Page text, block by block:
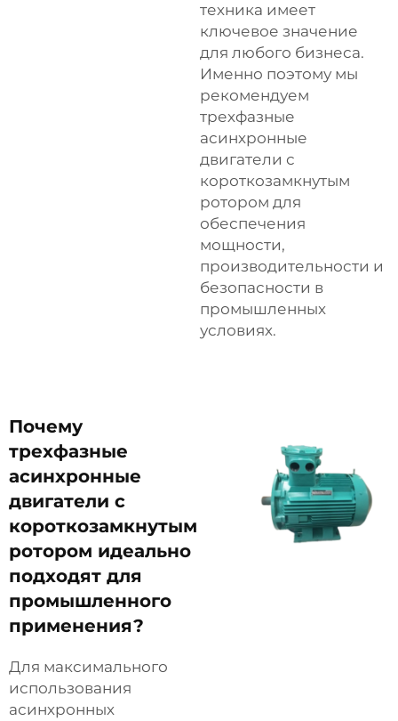
техника имеет
ключевое значение
для любого бизнеса.
Именно поэтому мы
рекомендуем
трехфазные
асинхронные
двигатели с
короткозамкнутым
ротором для
обеспечения
мощности,
производительности и
безопасности в
промышленных
условиях.
Почему
трехфазные
асинхронные
двигатели с
короткозамкнутым
ротором идеально
подходят для
промышленного
применения?
Для максимального
использования
асинхронных